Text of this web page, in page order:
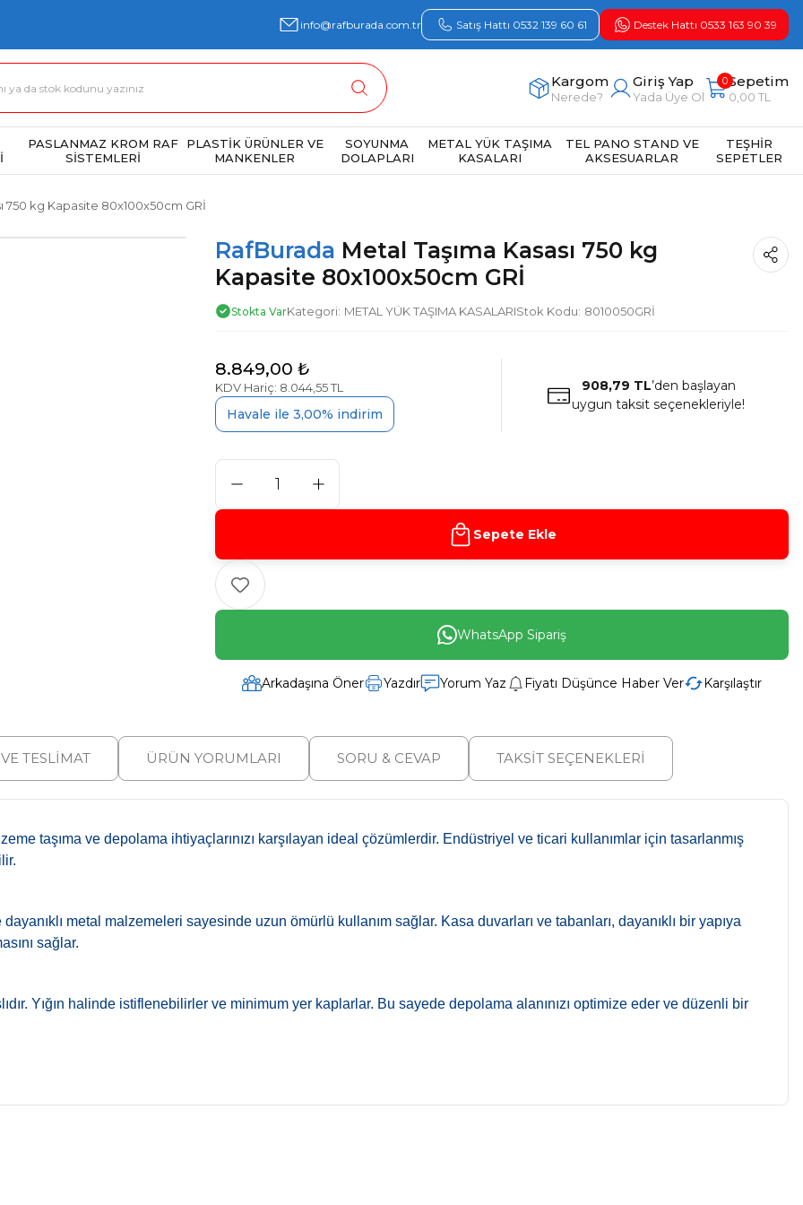
info@rafburada.com.tr Satış Hattı 0532 139 60 61 Destek Hattı 0533 163 90 39
Kargom
Nerede?
Giriş Yap
Yada Üye Ol
0Sepetim
0,00 TL
PASLANMAZ KROM RAF
SİSTEMLERİ
PLASTİK ÜRÜNLER VE
MANKENLER
SOYUNMA
DOLAPLARI
METAL YÜK TAŞIMA
KASALARI
TEL PANO STAND VE
AKSESUARLAR
TEŞHİR
SEPETLER
750 kg Kapasite 80x100x50cm GRİ
RafBurada Metal Taşıma Kasası 750 kg
Kapasite 80x100x50cm GRİ
Stokta VarKategori METAL YÜK TAŞIMA KASALARIStok Kodu 8010050GRİ
8.849,00 ₺
KDV Hariç: 8.044,55 TL
Havale ile 3,00% indirim
908,79 TL’den başlayan
uygun taksit seçenekleriyle!
Sepete Ekle
WhatsApp Sipariş
Arkadaşına Öner Yazdır Yorum Yaz Fiyatı Düşünce Haber Ver Karşılaştır
TESLIMAT ÜRÜN YORUMLARI SORU & CEVAP TAKSİT SEÇENEKLERİ
taşıma ve depolama ihtiyaçlarınızı karşılayan ideal çözümlerdir. Endüstriyel ve ticari kullanımlar için tasarlanmış
metal malzemeleri sayesinde uzun ömürlü kullanım sağlar. Kasa duvarları ve tabanları, dayanıklı bir yapıya
sağlar.
Yığın halinde istiflenebilirler ve minimum yer kaplarlar. Bu sayede depolama alanınızı optimize eder ve düzenli bir